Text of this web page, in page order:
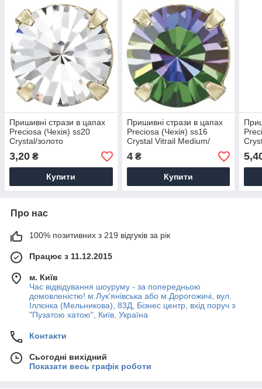
Пришивні стрази в цапах
Preciosa (Чехія) ss20
Crystal/золото
3,20 ₴
Купити
Пришивні стрази в цапах
Preciosa (Чехія) ss16
Crystal Vitrail Medium/
золото
4₴
Купити
Про нас
100% позитивних з 219 відгуків за рік
Працює з 11.12.2015
м. Київ
Час відвідування шоуруму - за попередньою
домовленістю! м.Лук'янівська або м.Дорогожичі, вул.
Іллєнка (Мельникова), 83Д, Бізнес центр, вхід поруч з
"Пузатою хатою", Київ, Україна
Контакти
Сьогодні вихідний
Показати весь графік роботи